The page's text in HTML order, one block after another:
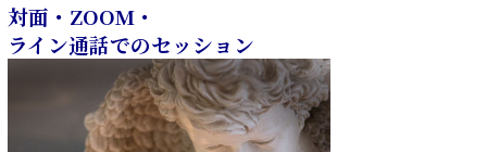
対面・ZOOM・
ライン通話でのセッション